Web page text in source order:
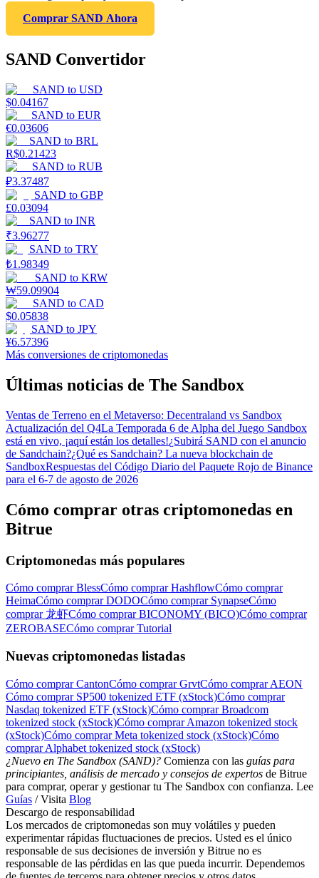
Comprar SAND Ahora
SAND Convertidor
SAND to USD
$0.04167
SAND to EUR
€0.03606
SAND to BRL
R$0.21423
SAND to RUB
₽3.37487
SAND to GBP
£0.03094
SAND to INR
₹3.96277
SAND to TRY
₺1.98349
SAND to KRW
₩59.09904
SAND to CAD
$0.05838
SAND to JPY
¥6.57396
Más conversiones de criptomonedas
Últimas noticias de The Sandbox
Ventas de Terreno en el Metaverso: Decentraland vs Sandbox
Actualización del Q4La Temporada 6 de Alpha del Juego Sandbox
está en vivo, ¡aquí están los detalles!¿Subirá SAND con el anuncio
de Sandchain?¿Qué es Sandchain? La nueva blockchain de
SandboxRespuestas del Código Diario del Paquete Rojo de Binance
para el 6-7 de agosto de 2026
Cómo comprar otras criptomonedas en
Bitrue
Criptomonedas más populares
Cómo comprar BlessCómo comprar HashflowCómo comprar
HeimaCómo comprar DODOCómo comprar SynapseCómo
comprar 龙虾Cómo comprar BICONOMY (BICO)Cómo comprar
ZEROBASECómo comprar Tutorial
Nuevas criptomonedas listadas
Cómo comprar CantonCómo comprar GrvtCómo comprar AEON
Cómo comprar SP500 tokenized ETF (xStock)Cómo comprar
Nasdaq tokenized ETF (xStock)Cómo comprar Broadcom
tokenized stock (xStock)Cómo comprar Amazon tokenized stock
(xStock)Cómo comprar Meta tokenized stock (xStock)Cómo
comprar Alphabet tokenized stock (xStock)
¿Nuevo en The Sandbox (SAND)? Comienza con las guías para
principiantes, análisis de mercado y consejos de expertos de Bitrue
para comprar, operar y gestionar tu The Sandbox con confianza. Lee
Guías / Visita Blog
Descargo de responsabilidad
Los mercados de criptomonedas son muy volátiles y pueden
experimentar rápidas fluctuaciones de precios. Usted es el único
responsable de sus decisiones de inversión y Bitrue no es
responsable de las pérdidas en las que pueda incurrir. Dependemos